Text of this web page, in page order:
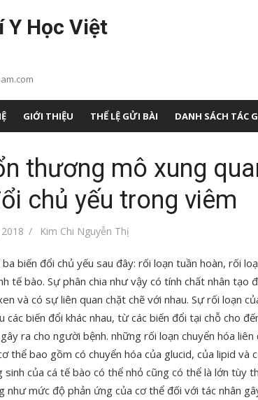
Y Học Việt
GIỚI THIỆU THỂ LỆ GỬI BÀI DANH SÁCH TÁC
thương mô xung
chủ yếu trong viêm
Tác
Kim Chi Nguyễn Thị
biến đổi chủ yếu sau đây: rối loạn tuần hoàn, rối
tế bào. Sự phân chia như vậy có tính chất nhân tạo
và có sự liên quan chặt chẽ với nhau. Sự rối loạn
các biến đổi khác nhau, từ các biến đổi tại chỗ cho
ra cho người bệnh. những rối loạn chuyển hóa liên
thể bao gồm có chuyển hóa của glucid, của lipid và
của cá tế bào có thể nhỏ cũng có thể là lớn tùy
như mức độ phản ứng của cơ thể đối với tác nhân